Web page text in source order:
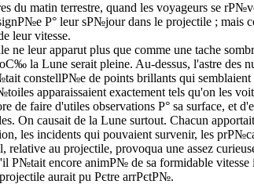
du matin terrestre, quand les voyageurs se
Р° leur sР№jour dans le projectile ; mais
leur vitesse.
leur apparut plus que comme une tache
la Lune serait pleine. Au-dessus, l'astre des
constellР№e de points brillants qui
apparaissaient exactement tels qu'on les
de faire d'utiles observations Р° sa surface,
On causait de la Lune surtout. Chacun
les incidents qui pouvaient survenir, les
au projectile, provoqua une assez
Р№tait encore animР№ de sa formidable
aurait pu Рєtre arrРєtР№.